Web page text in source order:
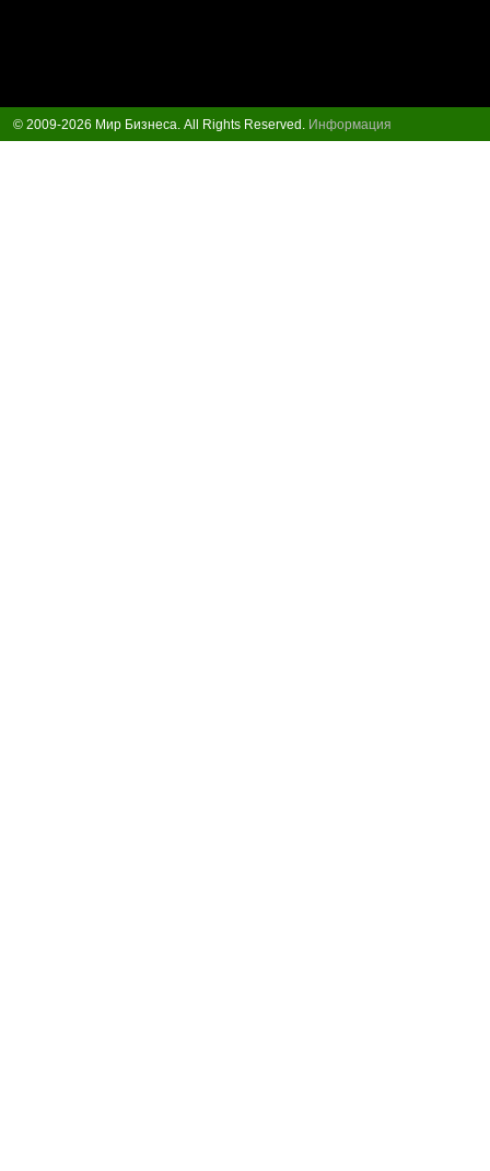
© 2009-2026 Мир Бизнеса. All Rights Reserved. Информация